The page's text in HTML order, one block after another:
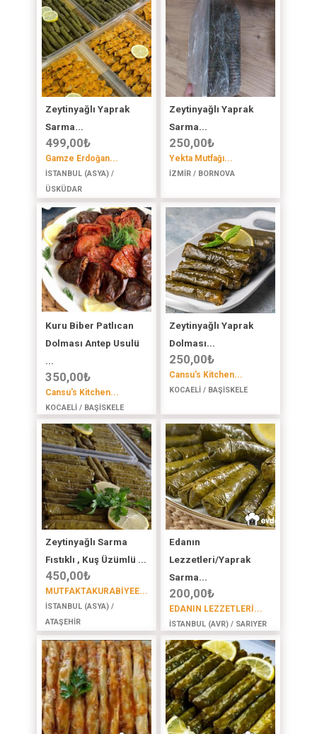
Zeytinyağlı Yaprak
Sarma...
499,00₺
Gamze Erdoğan...
İSTANBUL (ASYA) /
ÜSKÜDAR
Zeytinyağlı Yaprak
Sarma...
250,00₺
Yekta Mutfağı...
İZMİR / BORNOVA
Kuru Biber Patlıcan
Dolması Antep Usulü
...
350,00₺
Cansu's Kitchen...
KOCAELİ / BAŞİSKELE
Zeytinyağlı Yaprak
Dolması...
250,00₺
Cansu's Kitchen...
KOCAELİ / BAŞİSKELE
Zeytinyağlı Sarma
Fıstıklı , Kuş Üzümlü ...
450,00₺
MUTFAKTAKURABİYEE...
İSTANBUL (ASYA) /
ATAŞEHİR
Edanın
Lezzetleri/Yaprak
Sarma...
200,00₺
EDANIN LEZZETLERİ...
İSTANBUL (AVR) / SARIYER